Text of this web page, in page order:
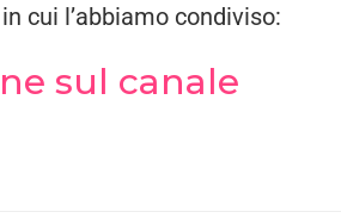
cui l’abbiamo condiviso:
sul canale